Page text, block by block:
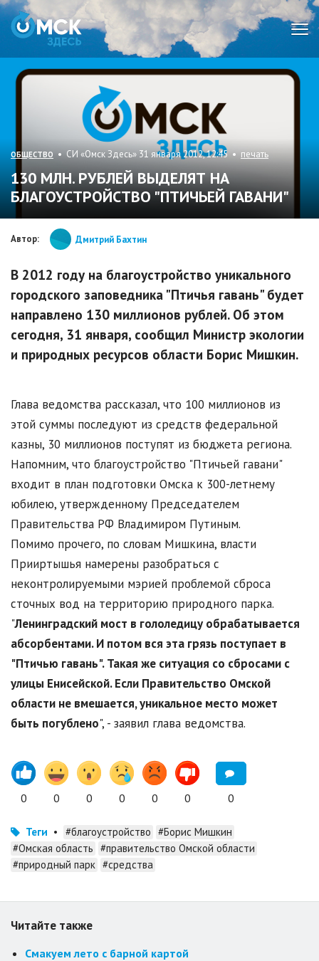
ОБЩЕСТВО • СИ «Омск Здесь» 31 января 2012, 12:45 • печать
130 МЛН. РУБЛЕЙ ВЫДЕЛЯТ НА
БЛАГОУСТРОЙСТВО "ПТИЧЬЕЙ ГАВАНИ"
Автор: Дмитрий Бахтин
В 2012 году на благоустройство уникального
городского заповедника "Птичья гавань" будет
направлено 130 миллионов рублей. Об этом
сегодня, 31 января, сообщил Министр экологии
и природных ресурсов области Борис Мишкин.
Глава ведомства рассказал, что 100 миллионов из
этой суммы последуют из средств федеральной
казны, 30 миллионов поступят из бюджета региона.
Напомним, что благоустройство "Птичьей гавани"
входит в план подготовки Омска к 300-летнему
юбилею, утвержденному Председателем
Правительства РФ Владимиром Путиным.
Помимо прочего, по словам Мишкина, власти
Прииртышья намерены разобраться с
неконтролируемыми мэрией проблемой сброса
сточных вод на территорию природного парка.
"Ленинградский мост в гололедицу обрабатывается
абсорбентами. И потом вся эта грязь поступает в
"Птичью гавань". Такая же ситуация со сбросами с
улицы Енисейской. Если Правительство Омской
области не вмешается, уникальное место может
быть погублено", - заявил глава ведомства.
0 0 0 0 0 0 0
Теги • #благоустройство #Борис Мишкин
#Омская область #правительство Омской области
#природный парк #средства
Читайте также
Смакуем лето с барной картой